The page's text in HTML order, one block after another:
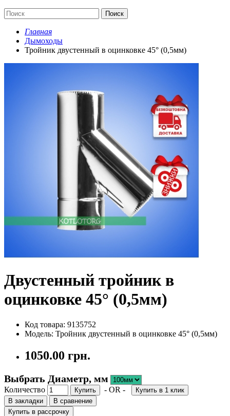
Поиск
Главная
Дымоходы
Тройник двустенный в оцинковке 45° (0,5мм)
Двустенный тройник в
оцинковке 45° (0,5мм)
Код товара: 9135752
Модель: Тройник двустенный в оцинковке 45° (0,5мм)
1050.00 грн.
Выбрать Диаметр, мм
Количество Купить - OR -
Купить в 1 клик
В закладки
В сравнение
Купить в рассрочку